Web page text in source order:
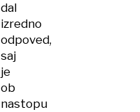
dal
izredno
odpoved,
saj
je
ob
nastopu